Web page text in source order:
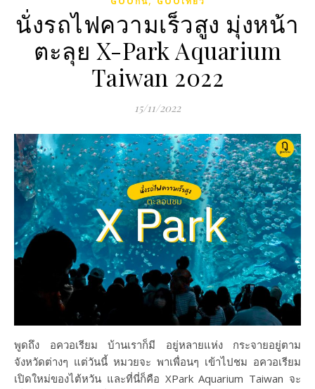
นั่งรถไฟความเร็วสูง มุ่งหน้า
ตะลุย X-Park Aquarium
Taiwan 2022
15/11/2022
พูดถึง อควอเรียม บ้านเราก็มี อยู่หลายแห่ง กระจายอยู่ตาม
จังหวัดต่างๆ แต่วันนี้ หมวยจะ พาเพื่อนๆ เข้าไปชม อควอเรียม
เปิดใหม่ของไต้หวัน และที่นี่ก็คือ XPark Aquarium Taiwan จะ